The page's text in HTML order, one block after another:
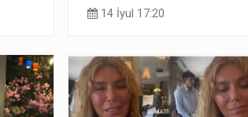
14 İyul 17:20